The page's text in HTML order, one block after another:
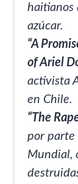
haitianos
azúcar.
“A
of Ariel
activista
en Chile.
“The
por parte
Mundial,